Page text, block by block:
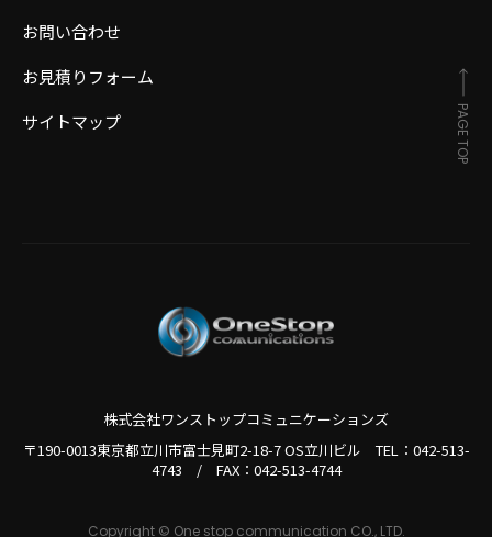
お問い合わせ
お見積りフォーム
サイトマップ
株式会社ワンストップコミュニケーションズ
〒190-0013東京都立川市富士見町2-18-7 OS立川ビル TEL： 042-513-
4743 / FAX：042-513-4744
Copyright © One stop communication CO., LTD.
PAGE TOP